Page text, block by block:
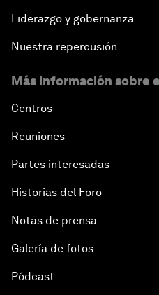
Liderazgo y gobernanza
Nuestra repercusión
Más información sobre
Centros
Reuniones
Partes interesadas
Historias del Foro
Notas de prensa
Galería de fotos
Pódcast